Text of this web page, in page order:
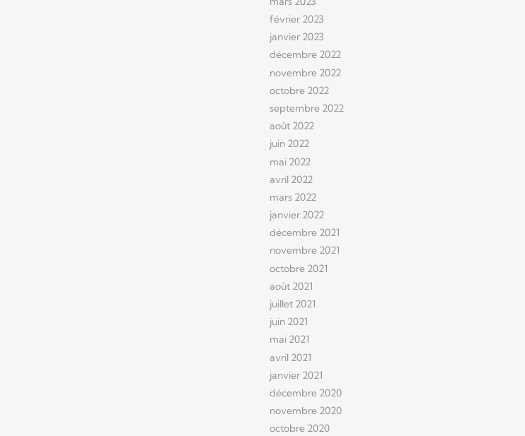
février 2023
janvier 2023
décembre 2022
novembre 2022
octobre 2022
septembre 2022
août 2022
juin 2022
mai 2022
avril 2022
mars 2022
janvier 2022
décembre 2021
novembre 2021
octobre 2021
août 2021
juillet 2021
juin 2021
mai 2021
avril 2021
janvier 2021
décembre 2020
novembre 2020
octobre 2020